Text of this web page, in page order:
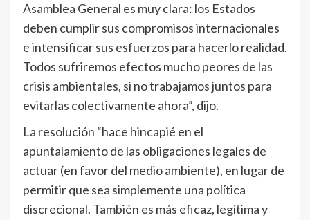
Asamblea General es muy clara: los Estados
deben cumplir sus compromisos internacionales
e intensificar sus esfuerzos para hacerlo realidad.
Todos sufriremos efectos mucho peores de las
crisis ambientales, si no trabajamos juntos para
evitarlas colectivamente ahora”, dijo.
La resolución “hace hincapié en el
apuntalamiento de las obligaciones legales de
actuar (en favor del medio ambiente), en lugar de
permitir que sea simplemente una política
discrecional. También es más eficaz, legítima y